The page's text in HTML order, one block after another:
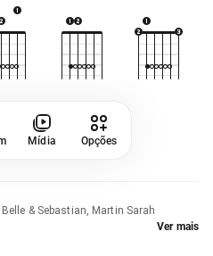
Mídia Opções
& Sebastian, Martin Sarah
Ver mais